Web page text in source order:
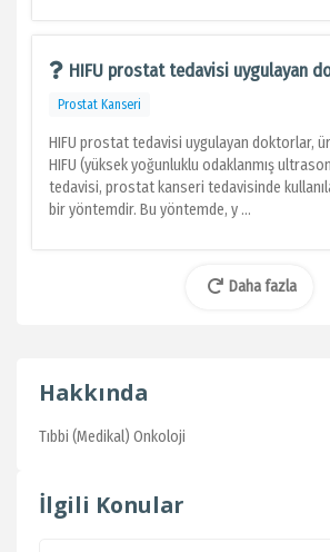
HIFU prostat tedavisi uygulayan
Prostat Kanseri
HIFU prostat tedavisi uygulayan doktorlar,
HIFU (yüksek yoğunluklu odaklanmış
tedavisi, prostat kanseri tedavisinde
bir yöntemdir. Bu yöntemde, y ...
Daha fazla
Hakkında
Tıbbi (Medikal) Onkoloji
İlgili Konular